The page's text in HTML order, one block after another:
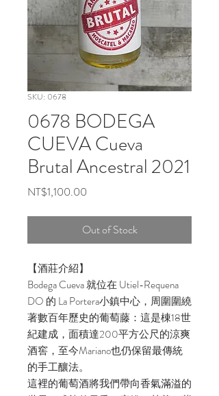
SKU: 0678
0678 BODEGA
CUEVA Cueva
Brutal Ancestral 2021
NT$1,100.00
Out of Stock
【酒莊介紹】
Bodega Cueva 就位在 Utiel-Requena
DO 的 La Portera小鎮中心，周圍圍繞
著數百年歷史的葡萄藤：這是棟18世
紀建成，面積達200平方公尺的涼爽
酒窖，至今Mariano也仍保留最傳統
的手工釀法。
這裡的葡萄酒將我們帶向香氣滿溢的